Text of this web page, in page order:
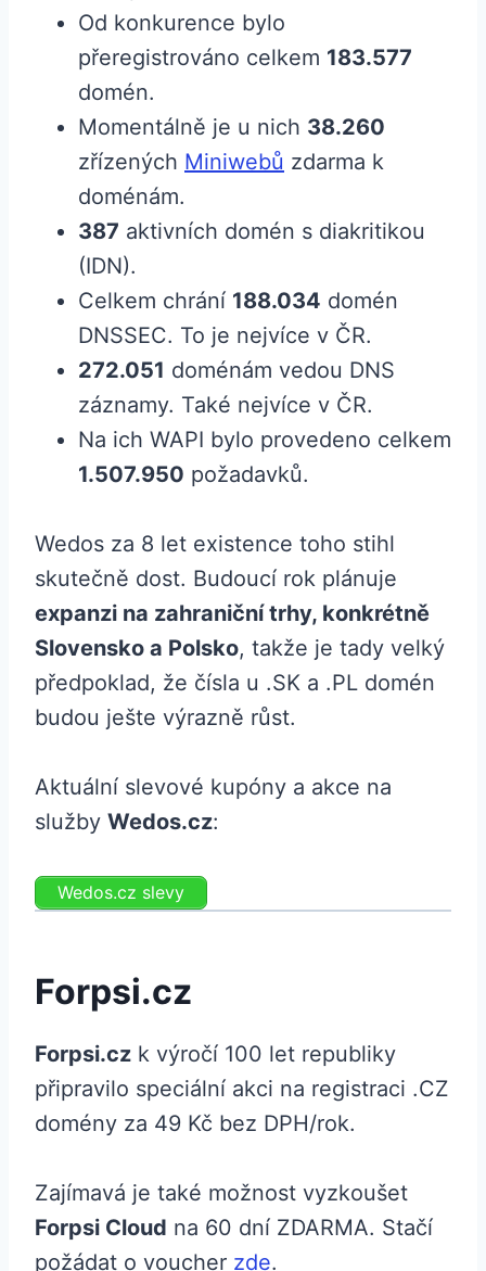
Od konkurence bylo
přeregistrováno celkem 183.577
domén.
Momentálně je u nich 38.260
zřízených Miniwebů zdarma k
doménám.
387 aktivních domén s diakritikou
(IDN).
Celkem chrání 188.034 domén
DNSSEC. To je nejvíce v ČR.
272.051 doménám vedou DNS
záznamy. Také nejvíce v ČR.
Na ich WAPI bylo provedeno celkem
1.507.950 požadavků.
Wedos za 8 let existence toho stihl
skutečně dost. Budoucí rok plánuje
expanzi na zahraniční trhy, konkrétně
Slovensko a Polsko, takže je tady velký
předpoklad, že čísla u .SK a .PL domén
budou ješte výrazně růst.
Aktuální slevové kupóny a akce na
služby Wedos.cz:
Wedos.cz slevy
Forpsi.cz
Forpsi.cz k výročí 100 let republiky
připravilo speciální akci na registraci .CZ
domény za 49 Kč bez DPH/rok.
Zajímavá je také možnost vyzkoušet
Forpsi Cloud na 60 dní ZDARMA. Stačí
požádat o voucher zde.